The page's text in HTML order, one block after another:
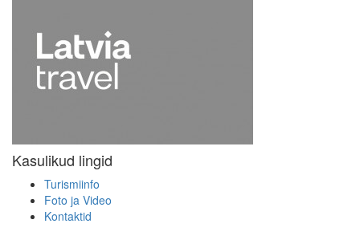
Kasulikud lingid
Turismiinfo
Foto ja Video
Kontaktid